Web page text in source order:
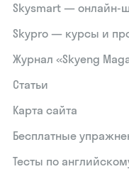
Skysmart — онлайн-
Skypro — курсы и
Журнал «Skyeng
Статьи
Карта сайта
Бесплатные
Тесты по